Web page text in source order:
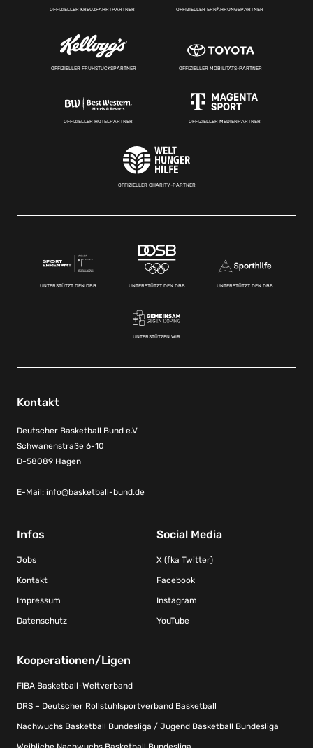
OFFIZIELLER KREUZFAHRTPARTNER OFFIZIELLER ERNÄHRUNGSPARTNER
OFFIZIELLER FRÜHSTÜCKSPARTNER OFFIZIELLER MOBILITÄTS-PARTNER
OFFIZIELLER HOTELPARTNER OFFIZIELLER MEDIENPARTNER
OFFIZIELLER CHARITY-PARTNER
UNTERSTÜTZT DEN DBB UNTERSTÜTZT DEN DBB UNTERSTÜTZT DEN DBB
UNTERSTÜTZEN WIR
Kontakt
Deutscher Basketball Bund e.V
Schwanenstraße 6-10
D-58089 Hagen
E-Mail: info@basketball-bund.de
Infos
Jobs
Kontakt
Impressum
Datenschutz
Social Media
X (fka Twitter)
Facebook
Instagram
YouTube
Kooperationen/Ligen
FIBA Basketball-Weltverband
DRS – Deutscher Rollstuhlsportverband Basketball
Nachwuchs Basketball Bundesliga / Jugend Basketball Bundesliga